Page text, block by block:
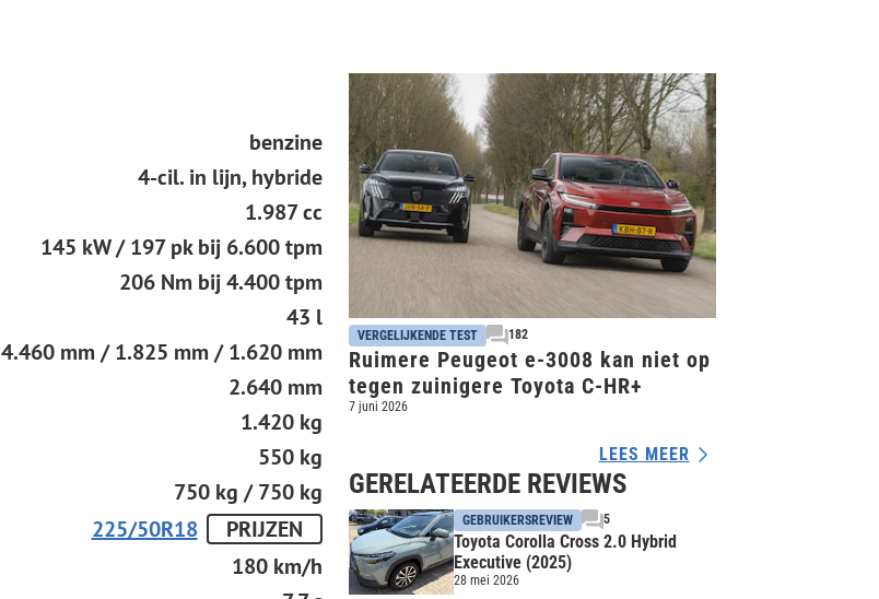
benzine
4-cil. in lijn, hybride
1.987 cc
145 kW / 197 pk bij 6.600 tpm
206 Nm bij 4.400 tpm
43 l
4.460 mm / 1.825 mm / 1.620 mm
2.640 mm
1.420 kg
550 kg
750 kg / 750 kg
225/50R18
PRIJZEN
180 km/h
VERGELIJKENDE TEST 182
Ruimere Peugeot e-3008 kan niet op
tegen zuinigere Toyota C-HR+
7 juni 2026
LEES MEER
GERELATEERDE REVIEWS
GEBRUIKERSREVIEW 5
Toyota Corolla Cross 2.0 Hybrid
Executive (2025)
28 mei 2026